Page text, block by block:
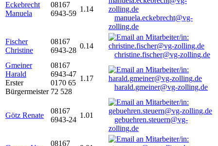
Eckebrecht
Manuela
08167
6943-59
1.14
manuela.eckebrecht@vg-
zolling.de
Fischer
Christine
08167
6943-28
0.14
christine.fischer@vg-zolling.de
Gmeiner
Harald
Erster
Bürgermeister
08167
6943-47
0170 65
72 528
1.17
harald.gmeiner@vg-zolling.de
Götz Renate
08167
6943-24
1.01
gebuehren.steuern@vg-
zolling.de
08167